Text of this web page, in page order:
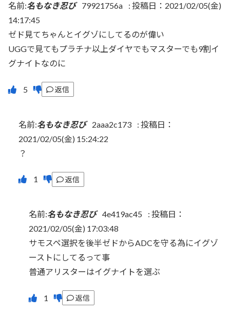
名前:名もなき忍び 79921756a : 投稿日：2021/02/05(金)
14:17:45
ゼド見てちゃんとイグゾにしてるのが偉い
UGGで見てもプラチナ以上ダイヤでもマスターでも9割イ
グナイトなのに
返信
名前:名もなき忍び 2aaa2c173 : 投稿日：
2021/02/05(金) 15:24:22
？
返信
名前:名もなき忍び 4e419ac45 : 投稿日：
2021/02/05(金) 17:03:48
サモスペ選択を後半ゼドからADCを守る為にイグゾ
ーストにしてるって事
普通アリスターはイグナイトを選ぶ
返信